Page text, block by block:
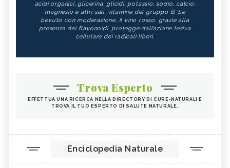
acidi organici, glicerina, glicidi, potassio, sodio, calcio,
magnesio e altri sali, vitamine del gruppo B. Se
bevuto con moderazione, il vino rosso, grazie alla
presenza dei flavonoidi, protegge dall’azione lesiva
cellulare dei radicali liberi.
Trova Esperto
EFFETTUA UNA RICERCA NELLA DIRECTORY DI CURE-NATURALI E
TROVA IL TUO ESPERTO DI SALUTE NATURALE.
Enciclopedia Naturale